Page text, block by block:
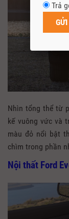
Nhìn tổng thể từ
kế vuông vức và
màu đỏ nổi bật
chìm trong phần
Nội thất Ford
Trả